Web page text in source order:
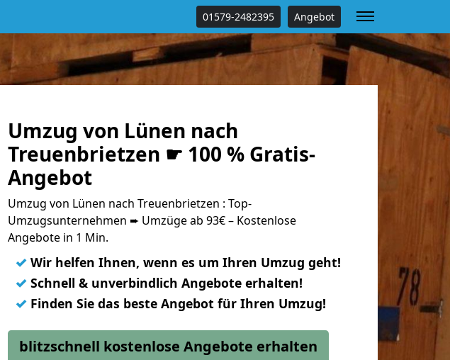
01579-2482395 Angebot
Umzug von Lünen nach
Treuenbrietzen ☛ 100 % Gratis-
Angebot
Umzug von Lünen nach Treuenbrietzen : Top-
Umzugsunternehmen ➨ Umzüge ab 93€ – Kostenlose
Angebote in 1 Min.
✓ Wir helfen Ihnen, wenn es um Ihren Umzug geht!
✓ Schnell & unverbindlich Angebote erhalten!
✓ Finden Sie das beste Angebot für Ihren Umzug!
blitzschnell kostenlose Angebote erhalten